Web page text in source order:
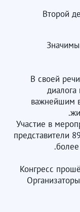
Второй
В своей
важнейшим
Участие в
представители
Конгресс